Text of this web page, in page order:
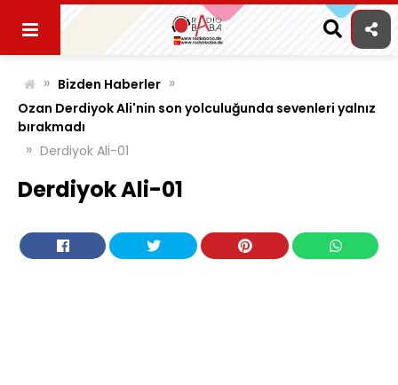
content
» Bizden Haberler »
Ozan Derdiyok Ali'nin son yolculuğunda sevenleri yalnız
bırakmadı
» Derdiyok Ali-01
Derdiyok Ali-01